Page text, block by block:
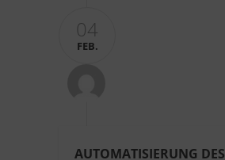
04
FEB.
AUTOMATISIERUNG DES